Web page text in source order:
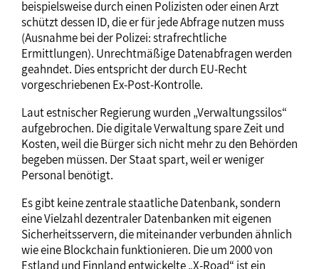
beispielsweise durch einen Polizisten oder einen Arzt
schützt dessen ID, die er für jede Abfrage nutzen muss
(Ausnahme bei der Polizei: strafrechtliche
Ermittlungen). Unrechtmäßige Datenabfragen werden
geahndet. Dies entspricht der durch EU-Recht
vorgeschriebenen Ex-Post-Kontrolle.
Laut estnischer Regierung wurden „Verwaltungssilos“
aufgebrochen. Die digitale Verwaltung spare Zeit und
Kosten, weil die Bürger sich nicht mehr zu den Behörden
begeben müssen. Der Staat spart, weil er weniger
Personal benötigt.
Es gibt keine zentrale staatliche Datenbank, sondern
eine Vielzahl dezentraler Datenbanken mit eigenen
Sicherheitsservern, die miteinander verbunden ähnlich
wie eine Blockchain funktionieren. Die um 2000 von
Estland und Finnland entwickelte „X-Road“ ist ein